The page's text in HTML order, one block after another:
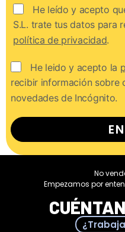
He leído y acepto
S.L. trate tus datos para
política de privacidad.
He leido y acepto la
recibir información sobre
novedades de Incógnito.
No
Empezamos por